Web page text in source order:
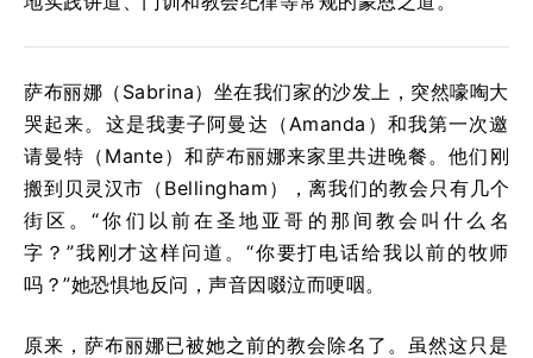
萨布丽娜（Sabrina）坐在我们家的沙发上，突然嚎啕大
哭起来。这是我妻子阿曼达（Amanda）和我第一次邀
请曼特（Mante）和萨布丽娜来家里共进晚餐。他们刚
搬到贝灵汉市（Bellingham），离我们的教会只有几个
街区。“你们以前在圣地亚哥的那间教会叫什么名
字？”我刚才这样问道。“你要打电话给我以前的牧师
吗？”她恐惧地反问，声音因啜泣而哽咽。
原来，萨布丽娜已被她之前的教会除名了。虽然这只是